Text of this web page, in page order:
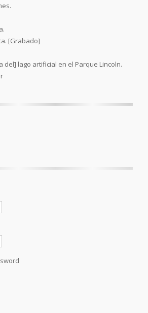
[Grabado]
del] lago artificial en el Parque Lincoln.